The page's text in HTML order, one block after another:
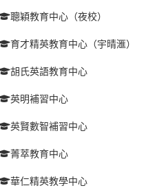
聰穎教育中心（夜校）
育才精英教育中心（宇晴滙）
胡氏英語教育中心
英明補習中心
英賢數智補習中心
菁萃教育中心
華仁精英教學中心